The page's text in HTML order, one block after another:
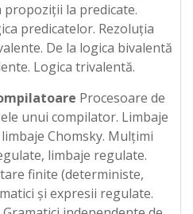
propoziții la predicate.
predicatelor. Rezoluția
De la logica bivalentă
Logica trivalentă.
Procesoare de
unui compilator. Limbaje
Chomsky. Mulțimi
limbaje regulate.
finite (deterministe,
și expresii regulate.